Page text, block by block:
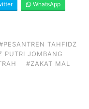
WhatsApp
TAHFIDZ
PUTRI JOMBANG
#ZAKAT MAL